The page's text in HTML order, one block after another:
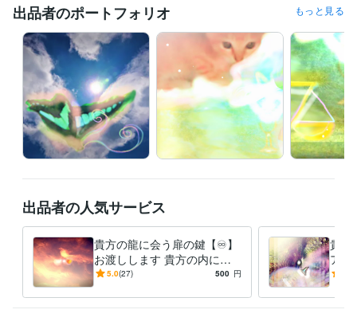
ご予約は
当日から数日内で可能な時もあります
メッセージから
ご相談ください
_^貴方のお幸せ
時の流れの中
時と共に祈っております
貴方の今はどのような今なのでしょう
全てはより良くなって
１日が１ヶ月となり１年となり
良くなる繰り返し
うちよせる波のように～~良くなる良くなると
１日１ヶ月１年と良くなるとずっと祈っております
これからも良くなるとずっと祈っております
あなたのお心とともに∞*
出品者のポートフォリオ もっと見る
出品者の人気サービス
貴方の龍に会う扉の鍵【♾️】
お渡しします 貴方の内に眠
る「龍」を呼び覚ます能力を
5.0(27) 500 円
貴方
アイ
ご覧
ぞ